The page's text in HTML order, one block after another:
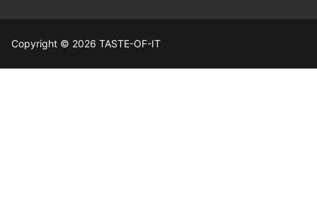
Copyright © 2026 TASTE-OF-IT